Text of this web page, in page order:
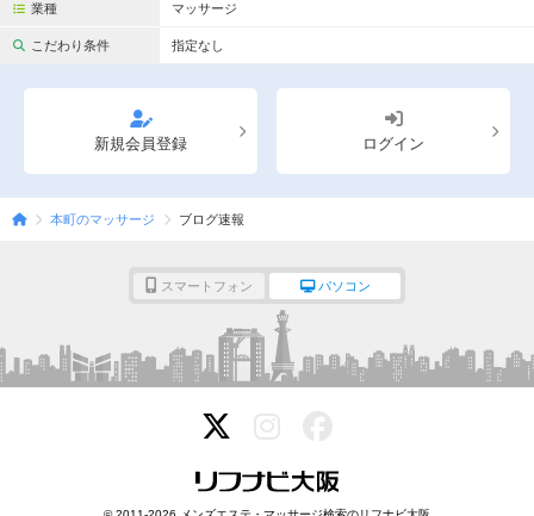
業種 マッサージ
こだわり条件 指定なし
新規会員登録 ログイン
本町のマッサージ ブログ速報
スマートフォン パソコン